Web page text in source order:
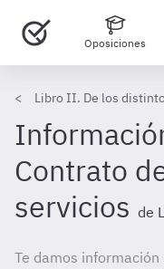
Oposiciones
Libro II. De los
Contrato
servicios de
Te damos